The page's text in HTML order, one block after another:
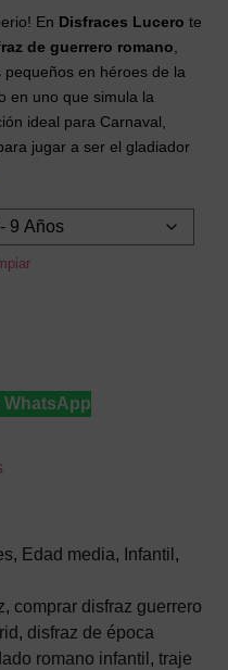
En Disfraces Lucero te
de guerrero romano
en héroes de la
en uno que simula la
ideal para Carnaval,
jugar a ser el gladiador
, Edad media, Infantil ,
, comprar disfraz guerrero
, disfraz de época
romano infantil , traje